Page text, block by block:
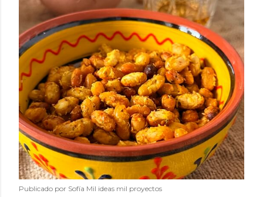
Publicado por Sofía Mil ideas mil proyectos